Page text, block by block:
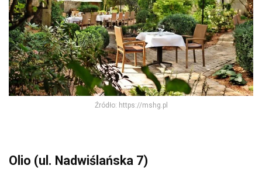
Źródło: https://mshg.pl
Olio (ul. Nadwiślańska 7)